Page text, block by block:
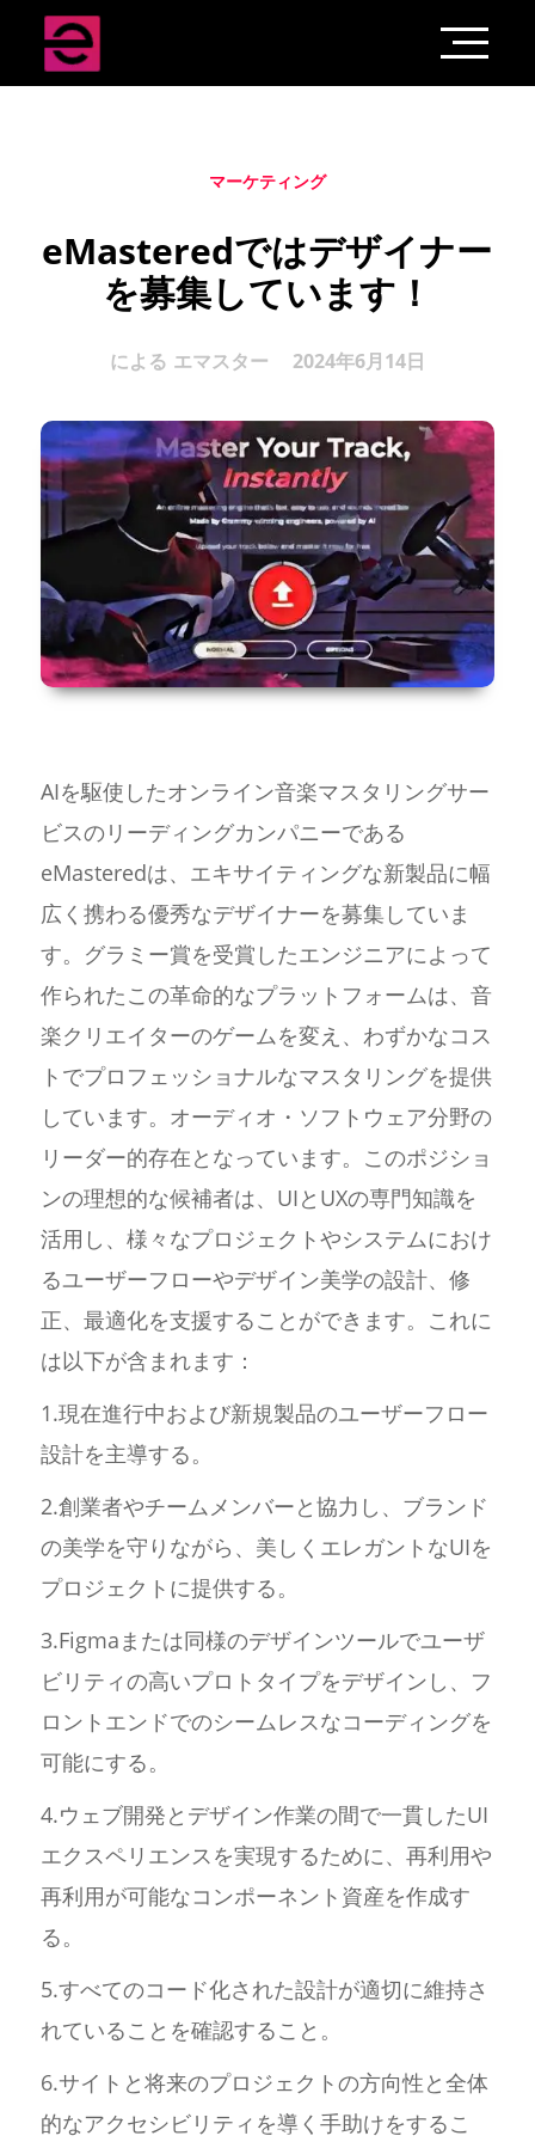
マーケティング
eMasteredではデザイナー
を募集しています！
による エマスター 2024年6月14日
AIを駆使したオンライン音楽マスタリングサー
ビスのリーディングカンパニーである
eMasteredは、エキサイティングな新製品に幅
広く携わる優秀なデザイナーを募集していま
す。グラミー賞を受賞したエンジニアによって
作られたこの革命的なプラットフォームは、音
楽クリエイターのゲームを変え、わずかなコス
トでプロフェッショナルなマスタリングを提供
しています。オーディオ・ソフトウェア分野の
リーダー的存在となっています。このポジショ
ンの理想的な候補者は、UIとUXの専門知識を
活用し、様々なプロジェクトやシステムにおけ
るユーザーフローやデザイン美学の設計、修
正、最適化を支援することができます。これに
は以下が含まれます：
1.現在進行中および新規製品のユーザーフロー
設計を主導する。
2.創業者やチームメンバーと協力し、ブランド
の美学を守りながら、美しくエレガントなUIを
プロジェクトに提供する。
3.Figmaまたは同様のデザインツールでユーザ
ビリティの高いプロトタイプをデザインし、フ
ロントエンドでのシームレスなコーディングを
可能にする。
4.ウェブ開発とデザイン作業の間で一貫したUI
エクスペリエンスを実現するために、再利用や
再利用が可能なコンポーネント資産を作成す
る。
5.すべてのコード化された設計が適切に維持さ
れていることを確認すること。
6.サイトと将来のプロジェクトの方向性と全体
的なアクセシビリティを導く手助けをするこ